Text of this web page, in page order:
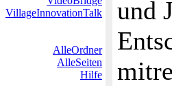
VillageInnovationTalk
AlleOrdner
AlleSeiten
Hilfe
und